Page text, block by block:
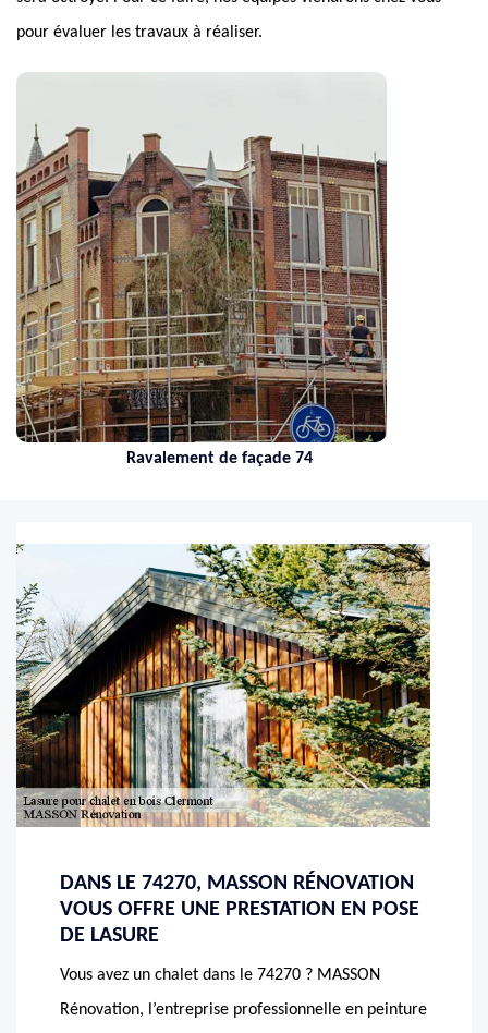
pour évaluer les travaux à réaliser.
Ravalement de façade 74
DANS LE 74270, MASSON RÉNOVATION
VOUS OFFRE UNE PRESTATION EN POSE
DE LASURE
Vous avez un chalet dans le 74270 ? MASSON
Rénovation, l’entreprise professionnelle en peinture